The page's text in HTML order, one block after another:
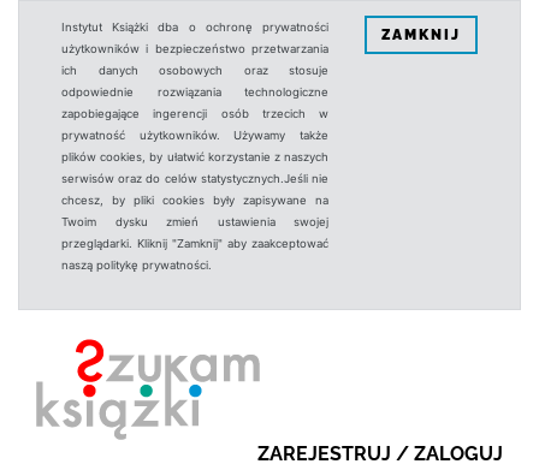
Instytut Książki dba o ochronę prywatności
użytkowników i bezpieczeństwo przetwarzania
ich danych osobowych oraz stosuje
odpowiednie rozwiązania technologiczne
zapobiegające ingerencji osób trzecich w
prywatność użytkowników. Używamy także
plików cookies, by ułatwić korzystanie z naszych
serwisów oraz do celów statystycznych.Jeśli nie
chcesz, by pliki cookies były zapisywane na
Twoim dysku zmień ustawienia swojej
przeglądarki. Kliknij "Zamknij" aby zaakceptować
naszą politykę prywatności.
ZAMKNIJ
ZAREJESTRUJ / ZALOGUJ